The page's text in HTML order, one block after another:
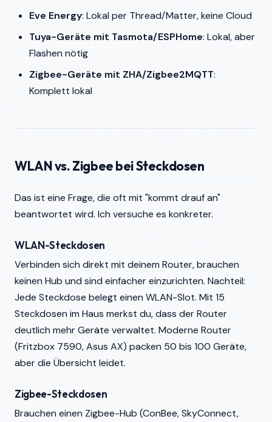
Eve Energy: Lokal per Thread/Matter, keine Cloud
Tuya-Geräte mit Tasmota/ESPHome: Lokal, aber
Flashen nötig
Zigbee-Geräte mit ZHA/Zigbee2MQTT:
Komplett lokal
WLAN vs. Zigbee bei Steckdosen
Das ist eine Frage, die oft mit "kommt drauf an"
beantwortet wird. Ich versuche es konkreter.
WLAN-Steckdosen
Verbinden sich direkt mit deinem Router, brauchen
keinen Hub und sind einfacher einzurichten. Nachteil:
Jede Steckdose belegt einen WLAN-Slot. Mit 15
Steckdosen im Haus merkst du, dass der Router
deutlich mehr Geräte verwaltet. Moderne Router
(Fritzbox 7590, Asus AX) packen 50 bis 100 Geräte,
aber die Übersicht leidet.
Zigbee-Steckdosen
Brauchen einen Zigbee-Hub (ConBee, SkyConnect,